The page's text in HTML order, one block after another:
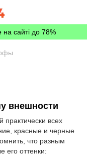
сайті до 78%
внешности
всех
красные и черные
что разным
его оттенки: